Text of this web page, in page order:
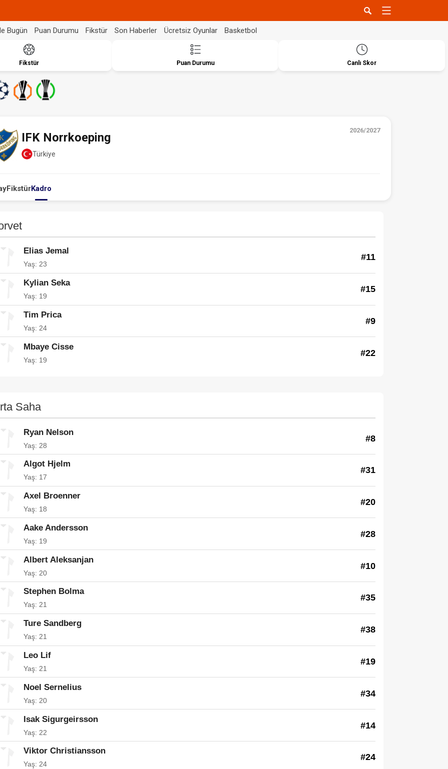
Bugün Puan Durumu Fikstür Son Haberler Ücretsiz Oyunlar Basketbol
Fikstür Puan Durumu Canlı Skor
2026/2027
IFK Norrkoeping
Türkiye
FikstürKadro
Elias Jemal
Yaş: 23
#11
Kylian Seka
Yaş: 19
#15
Tim Prica
Yaş: 24
#9
Mbaye Cisse
Yaş: 19
#22
Saha
Ryan Nelson
Yaş: 28
#8
Algot Hjelm
Yaş: 17
#31
Axel Broenner
Yaş: 18
#20
Aake Andersson
Yaş: 19
#28
Albert Aleksanjan
Yaş: 20
#10
Stephen Bolma
Yaş: 21
#35
Ture Sandberg
Yaş: 21
#38
Leo Lif
Yaş: 21
#19
Noel Sernelius
Yaş: 20
#34
Isak Sigurgeirsson
Yaş: 22
#14
Viktor Christiansson
Yaş: 24
#24